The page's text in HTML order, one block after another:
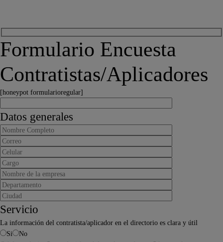
Formulario Encuesta
Contratistas/Aplicadores
[honeypot formularioregular]
Datos generales
Servicio
La información del contratista/aplicador en el directorio es clara y útil
Si
No